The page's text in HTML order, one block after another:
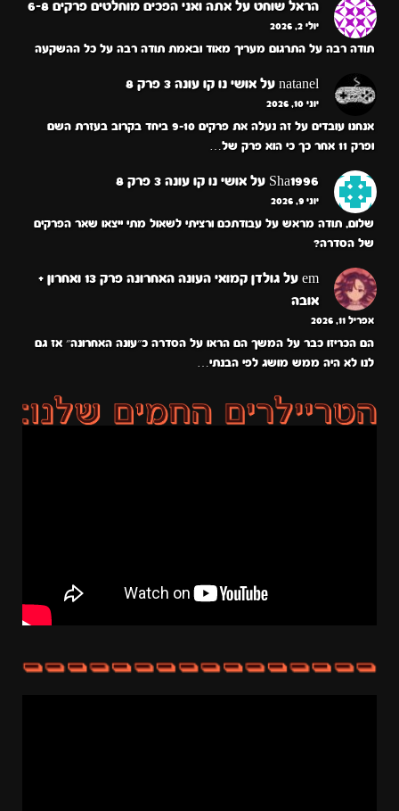
הראל שוחט על אתה ואני הפכים מוחלטים פרקים 6-8
יולי 2, 2026
תודה רבה על התרגום מעריך מאוד ובאמת תודה רבה על כל ההשקעה
natanel על אושי נו קו עונה 3 פרק 8
יוני 10, 2026
אנחנו עובדים על זה נעלה את פרקים 9-10 ביחד בקרוב בעזרת השם
ופרק 11 אחר כך כי הוא פרק של…
Sha1996 על אושי נו קו עונה 3 פרק 8
יוני 9, 2026
שלום, תודה מראש על עבודתכם ורציתי לשאול מתי ייצאו שאר הפרקים
של הסדרה?
em על
גולדן קמואי העונה האחרונה פרק 13 ואחרון +
אובה
אפריל 11, 2026
הם הכריזו כבר על המשך הם הראו על הסדרה כ״עונה האחרונה״ אז גם
לנו לא היה ממש מושג לפי הבנתי…